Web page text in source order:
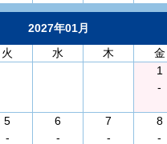
2027年01月
火 水 木 金
1
-
5
-
6
-
7
-
8
-